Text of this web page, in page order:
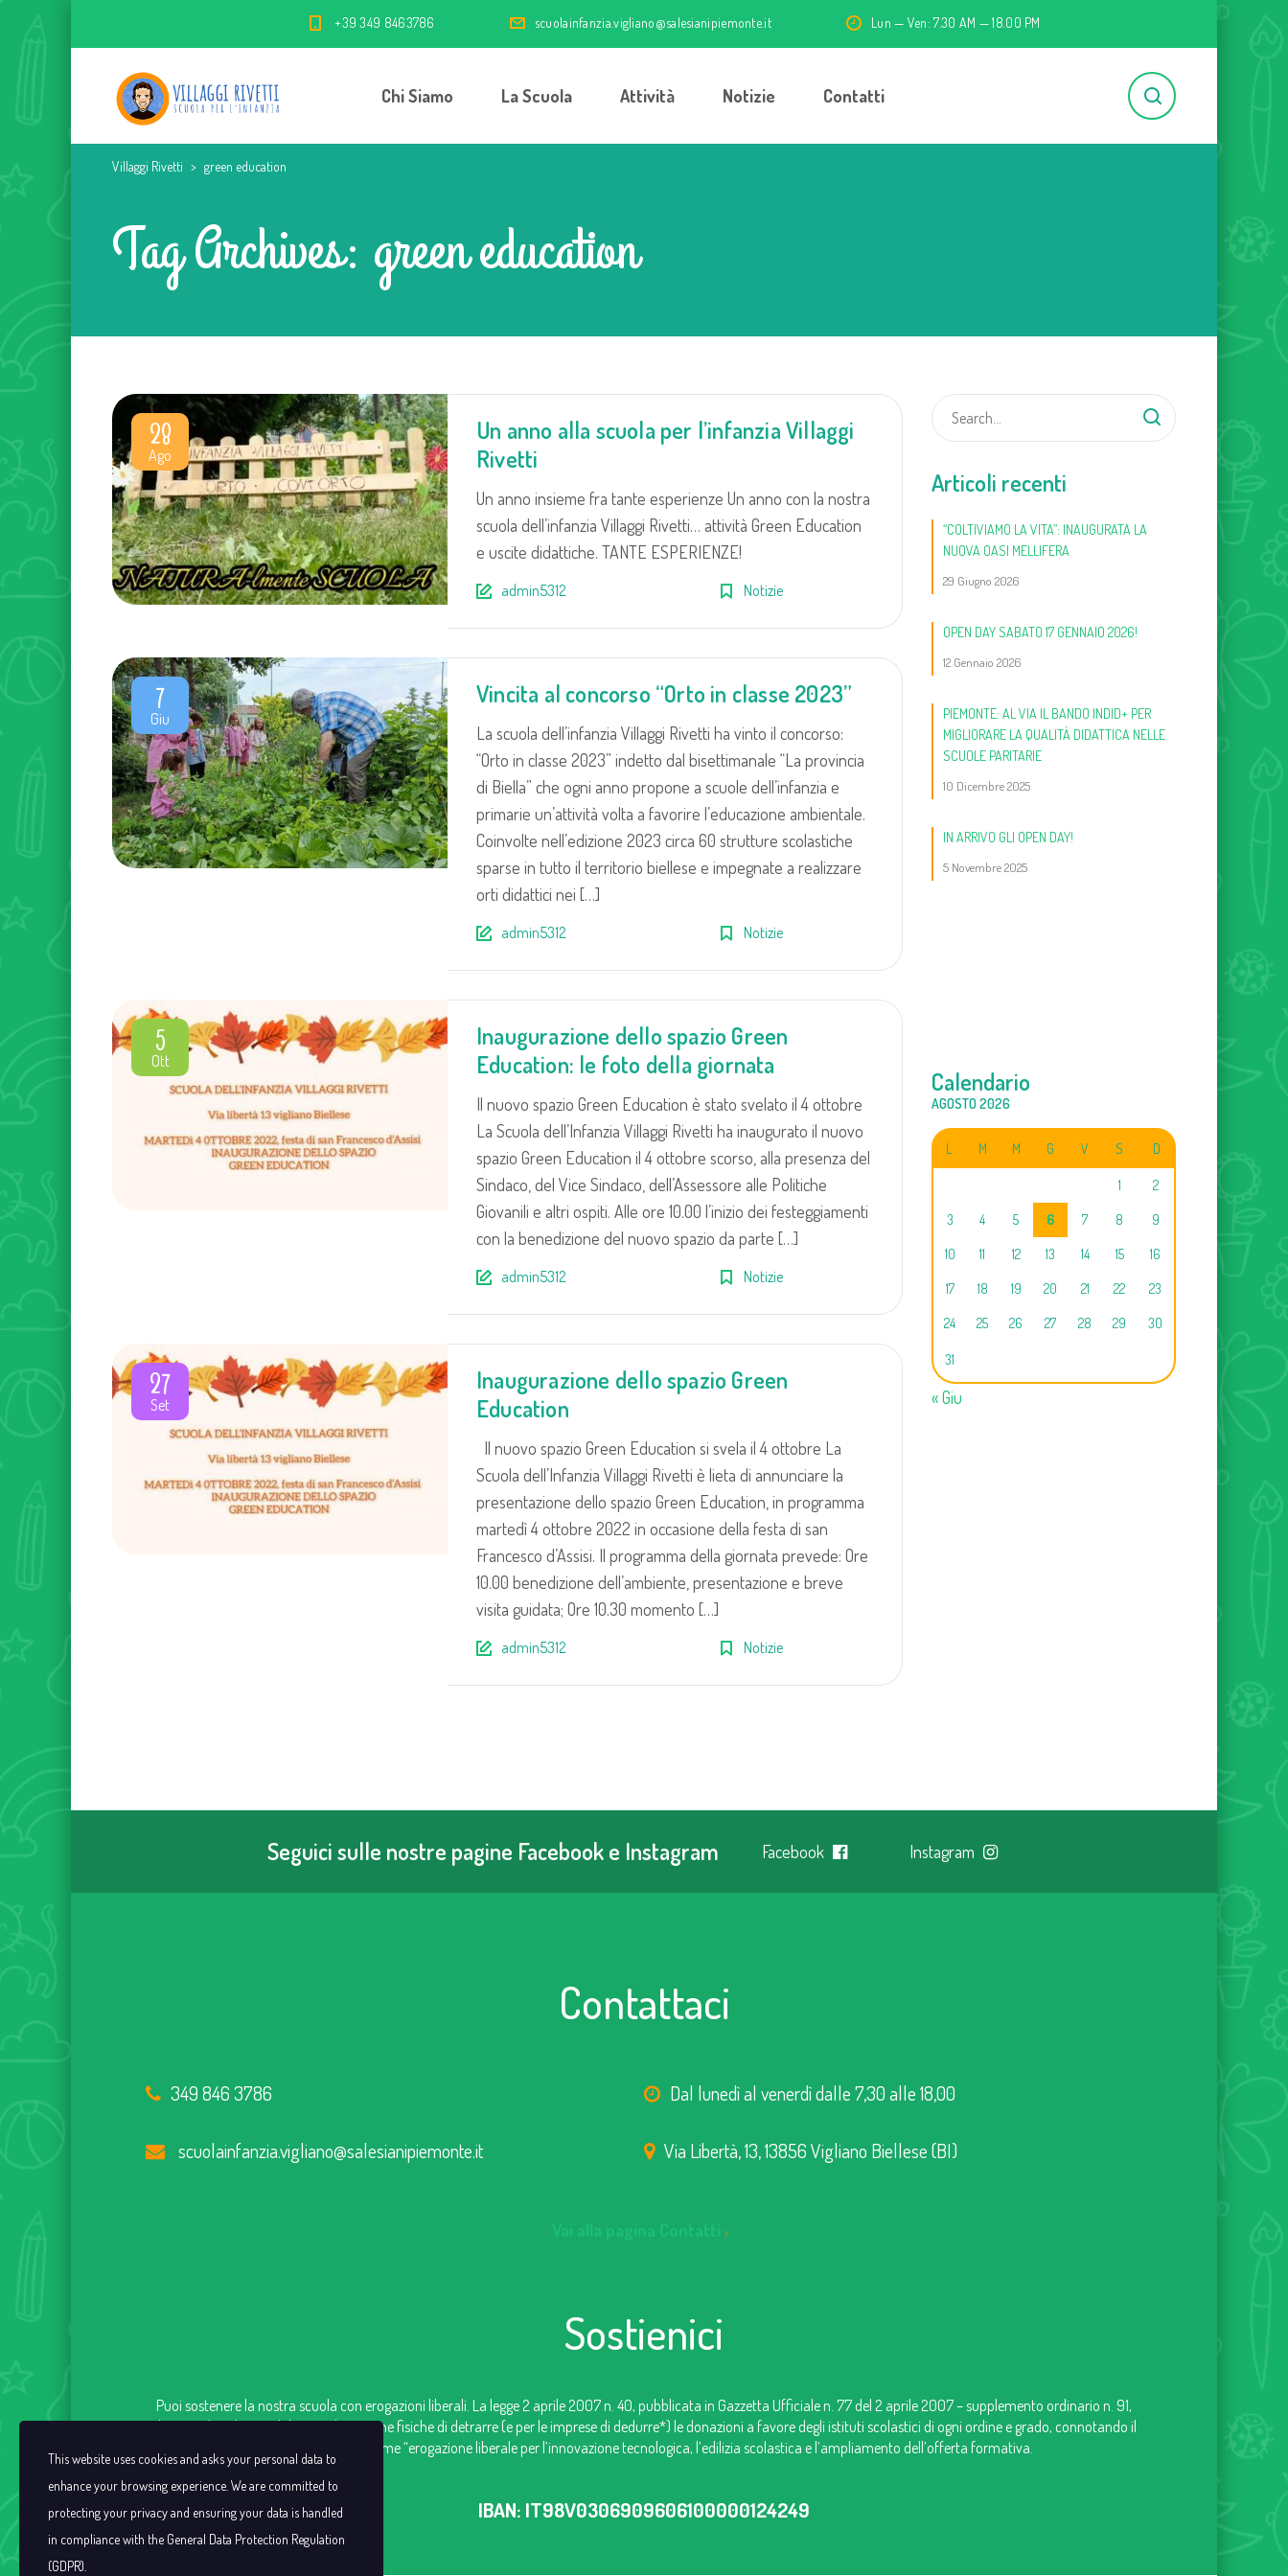
+39 349 8463786 scuolainfanzia.vigliano@salesianipiemonte.it Lun — Ven: 7.30 AM — 18.00 PM
Chi Siamo La Scuola Attività Notizie Contatti
Villaggi Rivetti > green education
Tag Archives: green education
28
Ago
Un anno alla scuola per l’infanzia Villaggi
Rivetti
Un anno insieme fra tante esperienze Un anno con la nostra
scuola dell’infanzia Villaggi Rivetti… attività Green Education
e uscite didattiche. TANTE ESPERIENZE!
admin5312 Notizie
7
Giu
Vincita al concorso “Orto in classe 2023”
La scuola dell’infanzia Villaggi Rivetti ha vinto il concorso:
“Orto in classe 2023” indetto dal bisettimanale “La provincia
di Biella” che ogni anno propone a scuole dell’infanzia e
primarie un’attività volta a favorire l’educazione ambientale.
Coinvolte nell’edizione 2023 circa 60 strutture scolastiche
sparse in tutto il territorio biellese e impegnate a realizzare
orti didattici nei […]
admin5312 Notizie
5
Ott
Inaugurazione dello spazio Green
Education: le foto della giornata
Il nuovo spazio Green Education è stato svelato il 4 ottobre
La Scuola dell’Infanzia Villaggi Rivetti ha inaugurato il nuovo
spazio Green Education il 4 ottobre scorso, alla presenza del
Sindaco, del Vice Sindaco, dell’Assessore alle Politiche
Giovanili e altri ospiti. Alle ore 10.00 l’inizio dei festeggiamenti
con la benedizione del nuovo spazio da parte […]
admin5312 Notizie
27
Set
Inaugurazione dello spazio Green
Education
Il nuovo spazio Green Education si svela il 4 ottobre La
Scuola dell’Infanzia Villaggi Rivetti è lieta di annunciare la
presentazione dello spazio Green Education, in programma
martedì 4 ottobre 2022 in occasione della festa di san
Francesco d’Assisi. Il programma della giornata prevede: Ore
10.00 benedizione dell’ambiente, presentazione e breve
visita guidata; Ore 10.30 momento […]
admin5312 Notizie
Articoli recenti
“COLTIVIAMO LA VITA”: INAUGURATA LA
NUOVA OASI MELLIFERA
29 Giugno 2026
OPEN DAY SABATO 17 GENNAIO 2026!
12 Gennaio 2026
PIEMONTE: AL VIA IL BANDO INDID+ PER
MIGLIORARE LA QUALITÀ DIDATTICA NELLE
SCUOLE PARITARIE
10 Dicembre 2025
IN ARRIVO GLI OPEN DAY!
5 Novembre 2025
Calendario
AGOSTO 2026
L M M G V S D
1 2
3 4 5 6 7 8 9
10 11 12 13 14 15 16
17 18 19 20 21 22 23
24 25 26 27 28 29 30
31
« Giu
Seguici sulle nostre pagine Facebook e Instagram Facebook Instagram
Contattaci
349 846 3786
scuolainfanzia.vigliano@salesianipiemonte.it
Dal lunedì al venerdì dalle 7,30 alle 18,00
Via Libertà, 13, 13856 Vigliano Biellese (BI)
Sostienici
Puoi sostenere la nostra scuola con erogazioni liberali. La legge 2 aprile 2007 n. 40, pubblicata in Gazzetta Ufficiale n. 77 del 2 aprile 2007 – supplemento ordinario n. 91,
che introduce la possibilità, per le persone fisiche di detrarre (e per le imprese di dedurre*) le donazioni a favore degli istituti scolastici di ogni ordine e grado, connotando il
contributo versato come “erogazione liberale per l’innovazione tecnologica, l’edilizia scolastica e l’ampliamento dell’offerta formativa.
IBAN: IT98V0306909606100000124249
This website uses cookies and asks your personal data to
enhance your browsing experience. We are committed to
protecting your privacy and ensuring your data is handled
in compliance with the General Data Protection Regulation
(GDPR)